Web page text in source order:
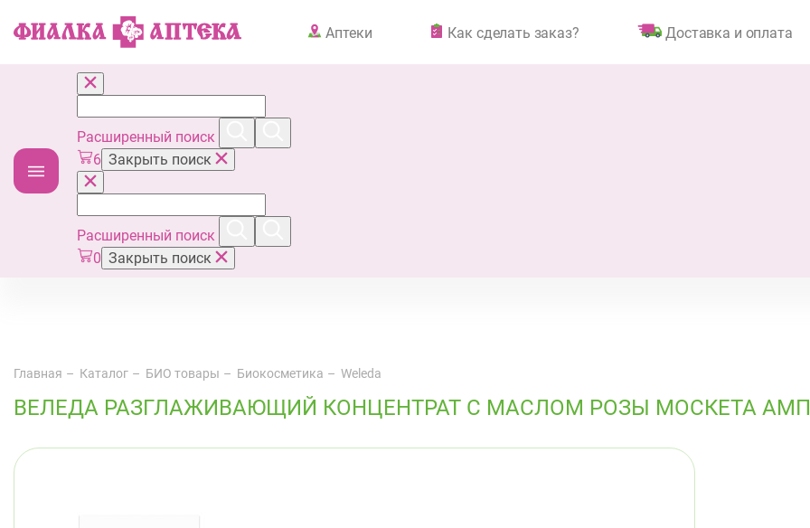
Аптеки Как сделать заказ? Доставка и оплата
Расширенный поиск
6 Закрыть поиск
Расширенный поиск
0 Закрыть поиск
Главная Каталог БИО товары Биокосметика Weleda
ВЕЛЕДА РАЗГЛАЖИВАЮЩИЙ КОНЦЕНТРАТ С МАСЛОМ РОЗЫ МОСКЕТА